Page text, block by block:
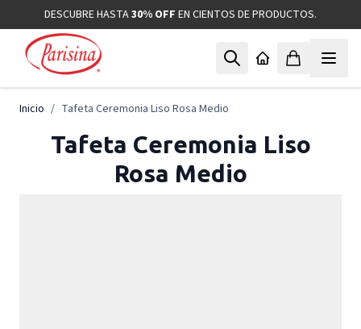
Ir al contenidoDESCUBRE HASTA30% OFF EN CIENTOS DE PRODUCTOS.
Inicio / Tafeta Ceremonia Liso Rosa Medio
Tafeta Ceremonia Liso
Rosa Medio